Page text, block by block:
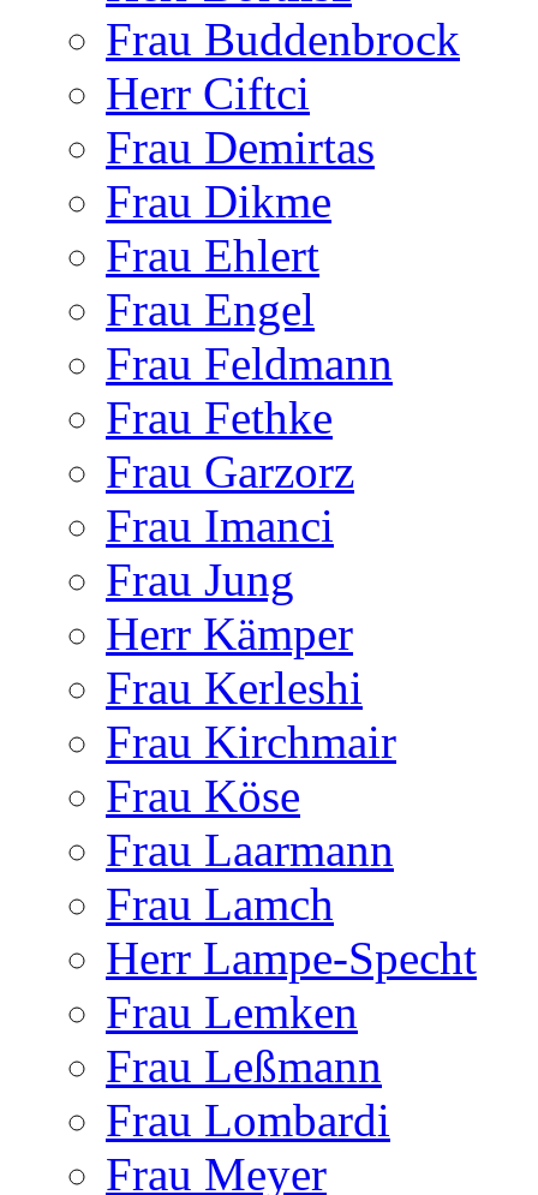
Frau Buddenbrock
Herr Ciftci
Frau Demirtas
Frau Dikme
Frau Ehlert
Frau Engel
Frau Feldmann
Frau Fethke
Frau Garzorz
Frau Imanci
Frau Jung
Herr Kämper
Frau Kerleshi
Frau Kirchmair
Frau Köse
Frau Laarmann
Frau Lamch
Herr Lampe-Specht
Frau Lemken
Frau Leßmann
Frau Lombardi
Frau Meyer